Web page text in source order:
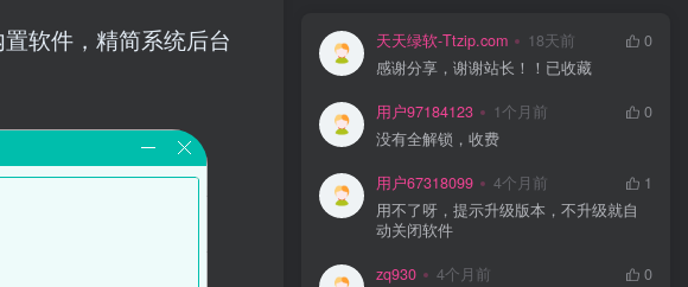
软件，精简系统后台
天天绿软-Ttzip.com 18天前
0
感谢分享，谢谢站长！！已收藏
用户97184123 1个月前
0
没有全解锁，收费
用户67318099 4个月前
1
用不了呀，提示升级版本，不升级就自
动关闭软件
zq930 4个月前
0